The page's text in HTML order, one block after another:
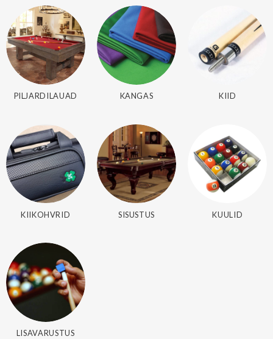
PILJARDILAUAD KANGAS KIID
KIIKOHVRID SISUSTUS KUULID
LISAVARUSTUS